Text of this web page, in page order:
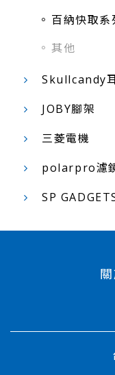
百納快取系
其他
Skullcandy
JOBY腳架
三菱電機
polarpro濾
SP